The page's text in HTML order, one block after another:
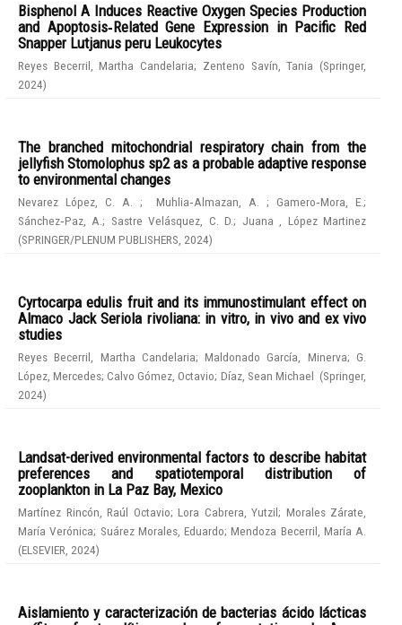
Bisphenol A Induces Reactive Oxygen Species Production
and Apoptosis‑Related Gene Expression in Pacific Red
Snapper Lutjanus peru Leukocytes
Reyes Becerril, Martha Candelaria; Zenteno Savín, Tania (Springer,
2024)
The branched mitochondrial respiratory chain from the
jellyfish Stomolophus sp2 as a probable adaptive response
to environmental changes
Nevarez López, C. A. ; Muhlia‑Almazan, A.;Gamero‑Mora, E.;
Sánchez‑Paz, A.; Sastre Velásquez, C. D.; Juana , López Martinez
(SPRINGER/PLENUM PUBLISHERS 2024)
Cyrtocarpa edulis fruit and its immunostimulant effect on
Almaco Jack Seriola rivoliana: in vitro, in vivo and ex vivo
studies
Reyes Becerril, Martha Candelaria;Maldonado García, Minerva;G.
López, Mercedes;Calvo Gómez, Octavio; Díaz, Sean Michael (Springer,
2024)
Landsat-derived environmental factors to describe habitat
preferences and spatiotemporal distribution of
zooplankton in La Paz Bay, Mexico
Martínez Rincón, Raúl Octavio; Lora Cabrera, Yutzil; Morales Zárate,
María Verónica; Suárez Morales, Eduardo;Mendoza Becerril, María A.
(ELSEVIER 2024)
Aislamiento y caracterización de bacterias ácido lácticas